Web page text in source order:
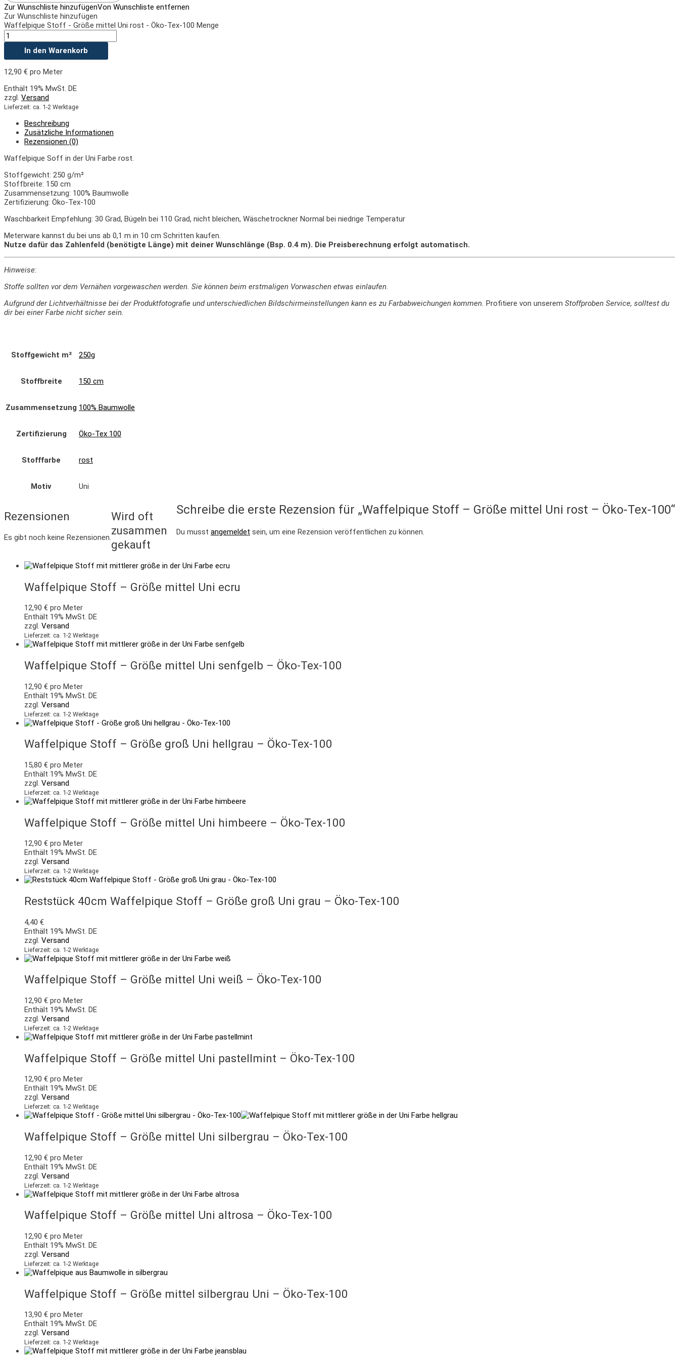
Zur Wunschliste hinzufügenVon Wunschliste entfernen
Zur Wunschliste hinzufügen
Waffelpique Stoff - Größe mittel Uni rost - Öko-Tex-100 Menge
In den Warenkorb
12,90 € pro Meter
Enthält 19% MwSt. DE
zzgl. Versand
Lieferzeit: ca. 1-2 Werktage
Beschreibung
Zusätzliche Informationen
Rezensionen (0)
Waffelpique Soff in der Uni Farbe rost.
Stoffgewicht: 250 g/m²
Stoffbreite: 150 cm
Zusammensetzung: 100% Baumwolle
Zertifizierung: Öko-Tex-100
Waschbarkeit Empfehlung: 30 Grad, Bügeln bei 110 Grad, nicht bleichen, Wäschetrockner Normal bei niedrige Temperatur
Meterware kannst du bei uns ab 0,1 m in 10 cm Schritten kaufen.
Nutze dafür das Zahlenfeld (benötigte Länge) mit deiner Wunschlänge (Bsp. 0.4 m). Die Preisberechnung erfolgt automatisch.
Hinweise:
Stoffe sollten vor dem Vernähen vorgewaschen werden. Sie können beim erstmaligen Vorwaschen etwas einlaufen.
Aufgrund der Lichtverhältnisse bei der Produktfotografie und unterschiedlichen Bildschirmeinstellungen kann es zu Farbabweichungen kommen. Profitiere von unserem Stoffproben Service, solltest du
dir bei einer Farbe nicht sicher sein.
Stoffgewicht m² 250g
Stoffbreite 150 cm
Zusammensetzung 100% Baumwolle
Zertifizierung Öko-Tex 100
Stofffarbe rost
Motiv Uni
Rezensionen
Es gibt noch keine Rezensionen.
Schreibe die erste Rezension für „Waffelpique Stoff – Größe mittel Uni rost – Öko-Tex-100“
Du musst angemeldet sein, um eine Rezension veröffentlichen zu können.
Wird oft
zusammen
gekauft
Waffelpique Stoff – Größe mittel Uni ecru
12,90 € pro Meter
Enthält 19% MwSt. DE
zzgl. Versand
Lieferzeit: ca. 1-2 Werktage
Waffelpique Stoff – Größe mittel Uni senfgelb – Öko-Tex-100
12,90 € pro Meter
Enthält 19% MwSt. DE
zzgl. Versand
Lieferzeit: ca. 1-2 Werktage
Waffelpique Stoff – Größe groß Uni hellgrau – Öko-Tex-100
15,80 € pro Meter
Enthält 19% MwSt. DE
zzgl. Versand
Lieferzeit: ca. 1-2 Werktage
Waffelpique Stoff – Größe mittel Uni himbeere – Öko-Tex-100
12,90 € pro Meter
Enthält 19% MwSt. DE
zzgl. Versand
Lieferzeit: ca. 1-2 Werktage
Reststück 40cm Waffelpique Stoff – Größe groß Uni grau – Öko-Tex-100
4,40 €
Enthält 19% MwSt. DE
zzgl. Versand
Lieferzeit: ca. 1-2 Werktage
Waffelpique Stoff – Größe mittel Uni weiß – Öko-Tex-100
12,90 € pro Meter
Enthält 19% MwSt. DE
zzgl. Versand
Lieferzeit: ca. 1-2 Werktage
Waffelpique Stoff – Größe mittel Uni pastellmint – Öko-Tex-100
12,90 € pro Meter
Enthält 19% MwSt. DE
zzgl. Versand
Lieferzeit: ca. 1-2 Werktage
Waffelpique Stoff – Größe mittel Uni silbergrau – Öko-Tex-100
12,90 € pro Meter
Enthält 19% MwSt. DE
zzgl. Versand
Lieferzeit: ca. 1-2 Werktage
Waffelpique Stoff – Größe mittel Uni altrosa – Öko-Tex-100
12,90 € pro Meter
Enthält 19% MwSt. DE
zzgl. Versand
Lieferzeit: ca. 1-2 Werktage
Waffelpique Stoff – Größe mittel silbergrau Uni – Öko-Tex-100
13,90 € pro Meter
Enthält 19% MwSt. DE
zzgl. Versand
Lieferzeit: ca. 1-2 Werktage